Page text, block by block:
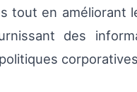
tout en améliorant
des